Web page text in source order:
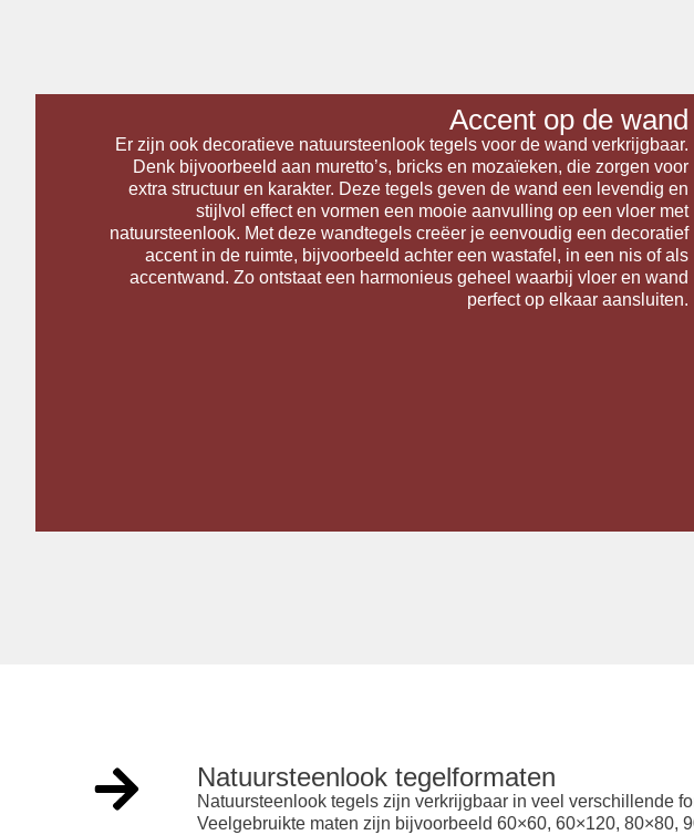
Accent op de wand
Er zijn ook decoratieve natuursteenlook tegels voor de wand verkrijgbaar.
Denk bijvoorbeeld aan muretto’s, bricks en mozaïeken, die zorgen voor
extra structuur en karakter. Deze tegels geven de wand een levendig en
stijlvol effect en vormen een mooie aanvulling op een vloer met
natuursteenlook. Met deze wandtegels creëer je eenvoudig een decoratief
accent in de ruimte, bijvoorbeeld achter een wastafel, in een nis of als
accentwand. Zo ontstaat een harmonieus geheel waarbij vloer en wand
perfect op elkaar aansluiten.
Natuursteenlook tegelformaten
Natuursteenlook tegels zijn verkrijgbaar in veel verschillende
Veelgebruikte maten zijn bijvoorbeeld 60×60, 60×120, 80×80,